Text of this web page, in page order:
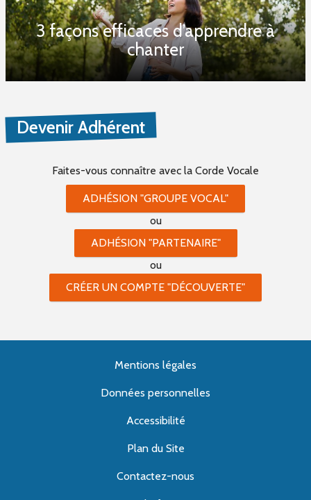
3 façons efficaces d’apprendre à
chanter
Devenir Adhérent
Faites-vous connaître avec la Corde Vocale
ADHÉSION "GROUPE VOCAL"
ou
ADHÉSION "PARTENAIRE"
ou
CRÉER UN COMPTE "DÉCOUVERTE"
Mentions légales
Données personnelles
Accessibilité
Plan du Site
Contactez-nous